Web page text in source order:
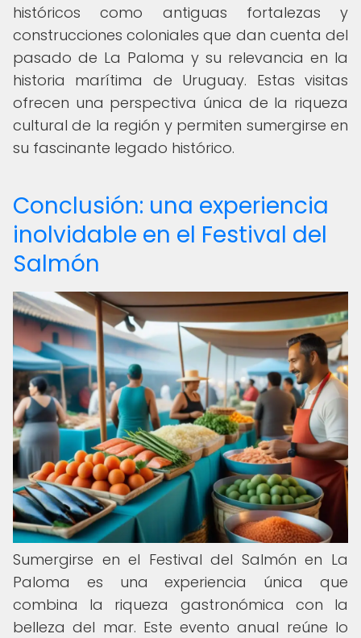
históricos como antiguas fortalezas y
construcciones coloniales que dan cuenta del
pasado de La Paloma y su relevancia en la
historia marítima de Uruguay. Estas visitas
ofrecen una perspectiva única de la riqueza
cultural de la región y permiten sumergirse en
su fascinante legado histórico.
Conclusión: una experiencia
inolvidable en el Festival del
Salmón
Sumergirse en el Festival del Salmón en La
Paloma es una experiencia única que
combina la riqueza gastronómica con la
belleza del mar. Este evento anual reúne lo